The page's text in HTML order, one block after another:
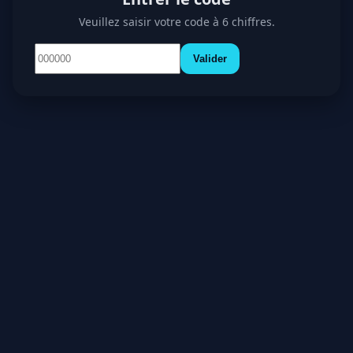
Veuillez saisir votre code à 6 chiffres.
Valider